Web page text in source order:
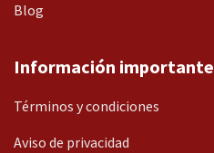
Blog
Información importante
Términos y condiciones
Aviso de privacidad